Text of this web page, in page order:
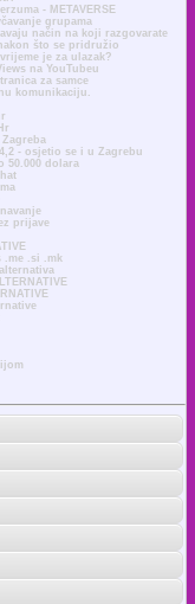
- METAVERSE
grupama
način na koji razgovarate
što se pridružio
je za ulazak?
na YouTubeu
za samce
komunikaciju.
4,2 - osjetio se i u Zagrebu
50.000 dolara
prijave
.me .si .mk